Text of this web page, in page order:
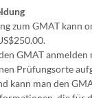
zum GMAT kann
GMAT
Prüfungsorte
kann man den